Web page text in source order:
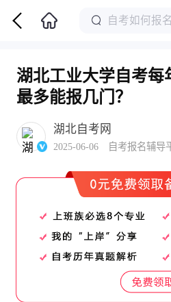
湖北工业大学自考每
最多能报几门？
湖北自考网
2025-06-06 自考报名辅导